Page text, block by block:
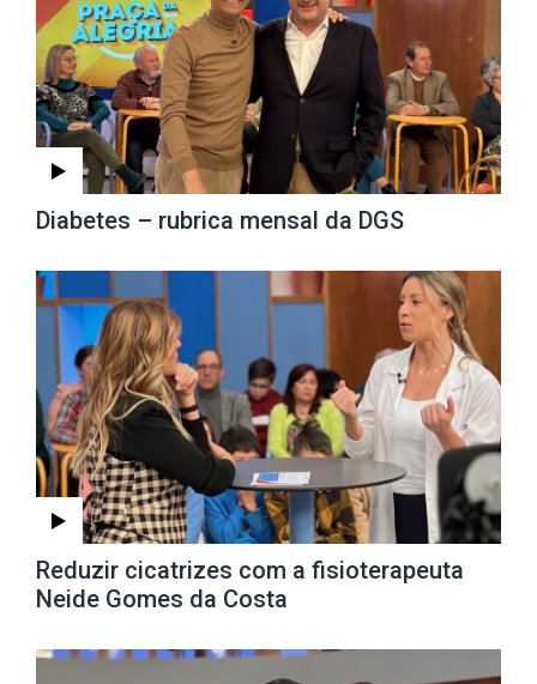
Diabetes – rubrica mensal da DGS
Reduzir cicatrizes com a fisioterapeuta
Neide Gomes da Costa